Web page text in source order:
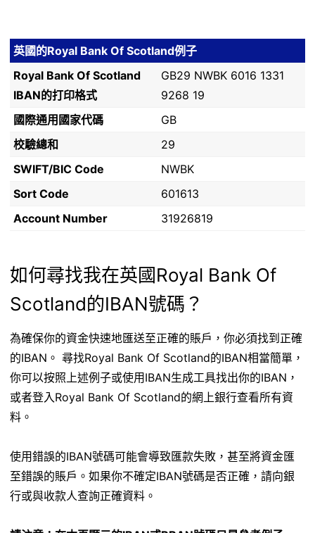
英國的Royal Bank Of Scotland例子
Royal Bank Of Scotland
IBAN的打印格式
GB29 NWBK 6016 1331
9268 19
國際通用國家代碼
GB
校驗總和
29
SWIFT/BIC Code
NWBK
Sort Code
601613
Account Number
31926819
如何尋找我在英國Royal Bank Of
Scotland的IBAN號碼？
為確保你的資金快速地匯送至正確的賬戶，你必須找到正確
的IBAN。 尋找Royal Bank Of Scotland的IBAN相當簡單，
你可以按照上述例子或使用IBAN生成工具找出你的IBAN，
或者登入Royal Bank Of Scotland的網上銀行查看所有資
料。
使用錯誤的IBAN號碼可能會導致匯款失敗，甚至將資金匯
至錯誤的賬戶。如果你不確定IBAN號碼是否正確，請向銀
行或與收款人查詢正確資料。